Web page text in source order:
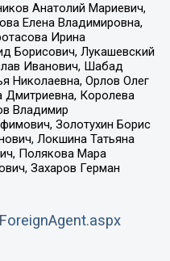
Анатолий Мариевич,
Елена Владимировна,
Ирина
Борисович, Лукашевский
Иванович, Шабад
Николаевна, Орлов Олег
Дмитриевна, Королева
Владимир
Золотухин Борис
Локшина Татьяна
Полякова Мара
Захаров Герман